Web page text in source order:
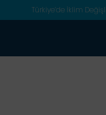
Türkiye’de İklim